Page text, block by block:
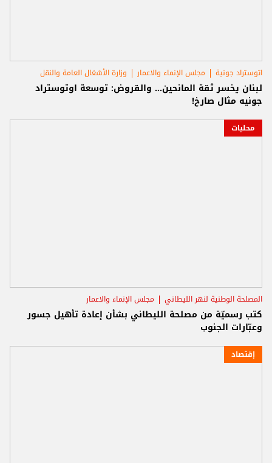
اتوستراد جونية مجلس الإنماء والاعمار وزارة الأشغال العامة والنقل
لبنان يخسر ثقة المانحين... والقروض: توسعة اوتوستراد
جونيه مثال صارخ!
محليات
المصلحة الوطنية لنهر الليطاني مجلس الإنماء والاعمار
كتب رسميّة من مصلحة الليطاني بشأن إعادة تأهيل جسور
وعبّارات الجنوب
إقتصاد